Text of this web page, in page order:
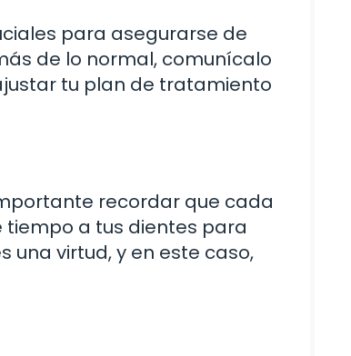
para asegurarse de
de lo normal, comunícalo
tu plan de tratamiento
recordar que cada
tiempo a tus dientes para
una virtud, y en este caso,